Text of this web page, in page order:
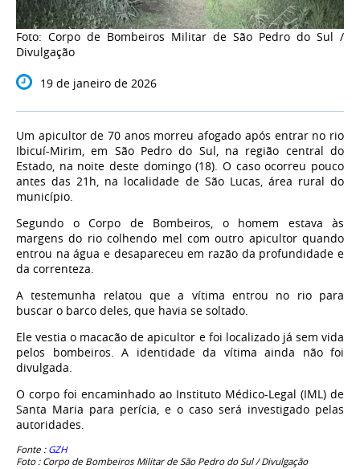
Foto: Corpo de Bombeiros Militar de São Pedro do Sul /
Divulgação
19 de janeiro de 2026
Um apicultor de 70 anos morreu afogado após entrar no rio
Ibicuí-Mirim, em São Pedro do Sul, na região central do
Estado, na noite deste domingo (18). O caso ocorreu pouco
antes das 21h, na localidade de São Lucas, área rural do
município.
Segundo o Corpo de Bombeiros, o homem estava às
margens do rio colhendo mel com outro apicultor quando
entrou na água e desapareceu em razão da profundidade e
da correnteza.
A testemunha relatou que a vítima entrou no rio para
buscar o barco deles, que havia se soltado.
Ele vestia o macacão de apicultor e foi localizado já sem vida
pelos bombeiros. A identidade da vítima ainda não foi
divulgada.
O corpo foi encaminhado ao Instituto Médico-Legal (IML) de
Santa Maria para perícia, e o caso será investigado pelas
autoridades.
Fonte :GZH
Foto : Corpo de Bombeiros Militar de São Pedro do Sul / Divulgação